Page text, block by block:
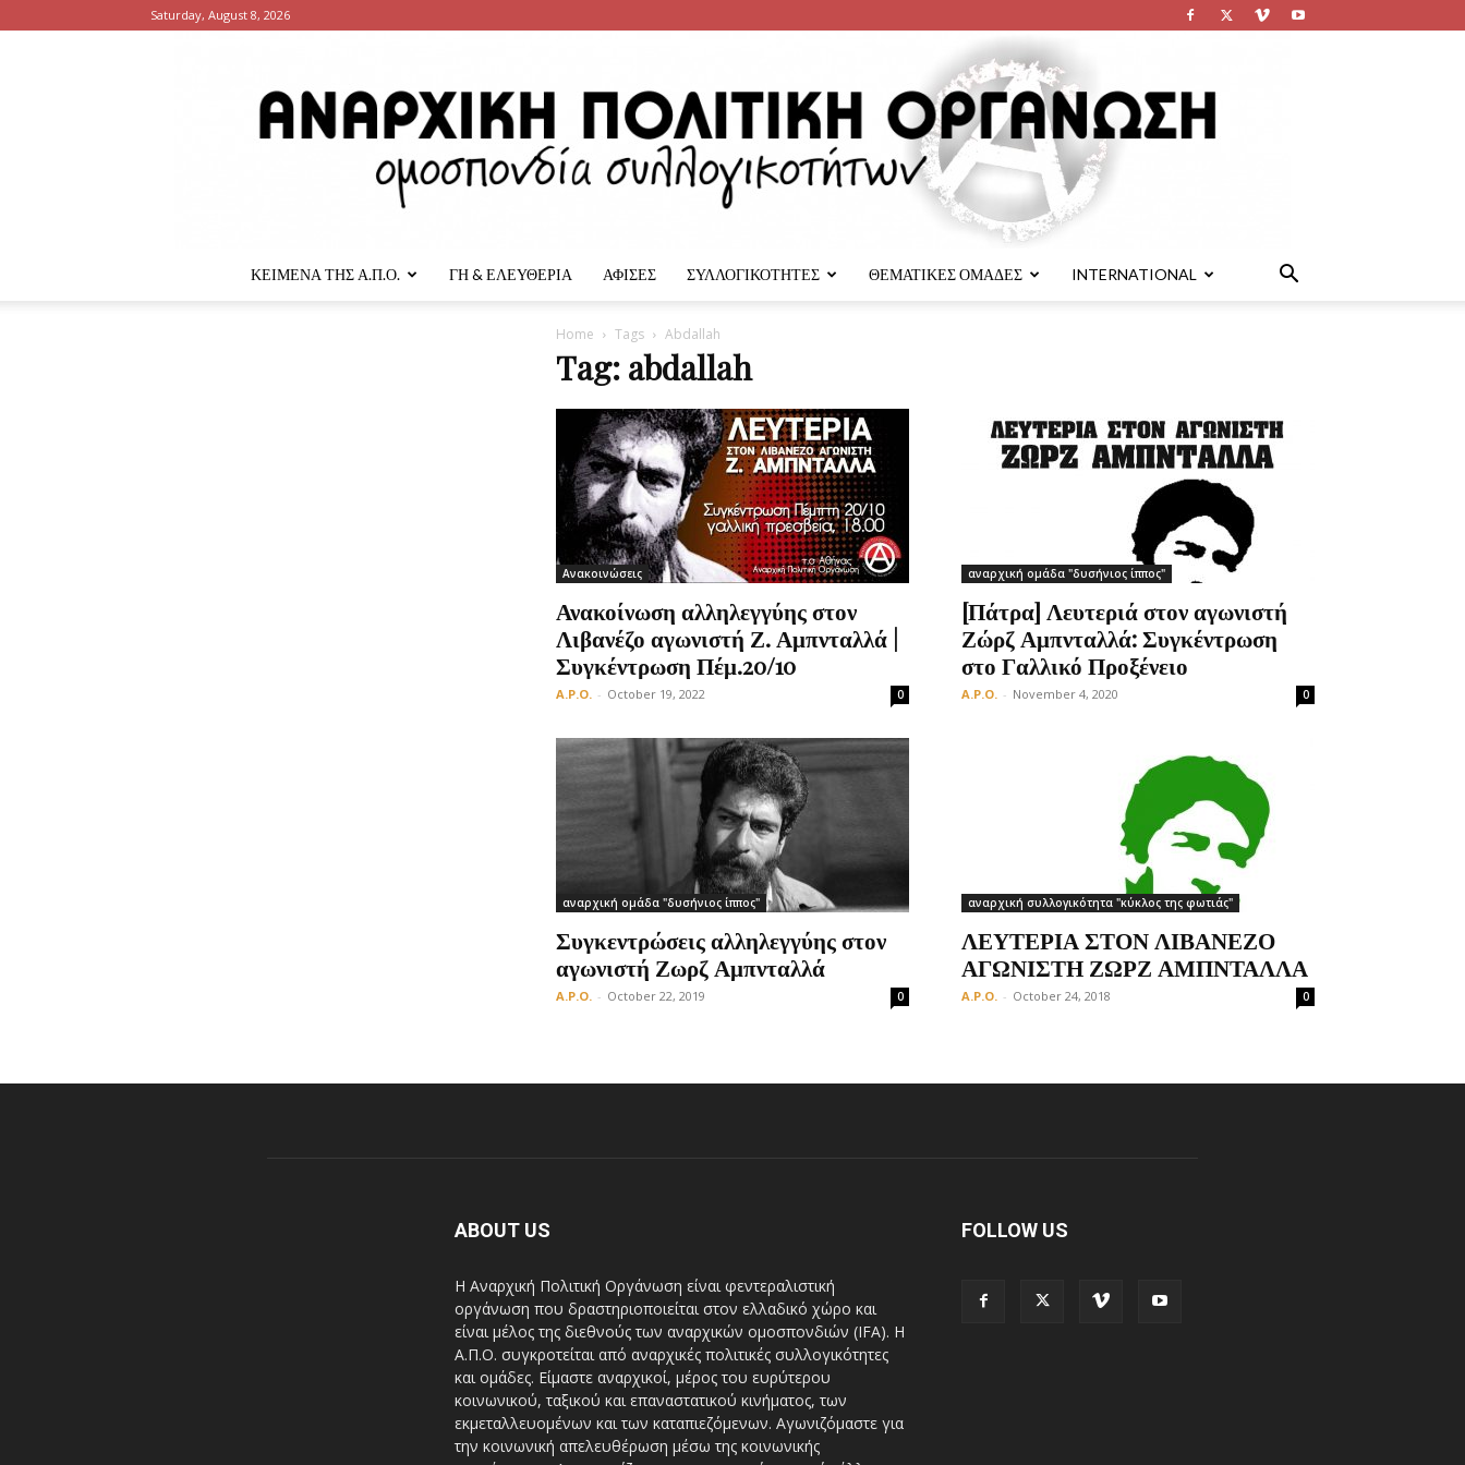
Saturday, August 8, 2026
Πολιτική
Οργάνωση
ΚΕΙΜΕΝΑ ΤΗΣ Α.Π.Ο. ΓΗ & ΕΛΕΥΘΕΡΙΑ ΑΦΙΣΕΣ ΣΥΛΛΟΓΙΚΟΤΗΤΕΣ ΘΕΜΑΤΙΚΕΣ ΟΜΑΔΕΣ INTERNATIONAL
Home Tags Abdallah
Tag: abdallah
Ανακοινώσεις
Ανακοίνωση αλληλεγγύης στον
Λιβανέζο αγωνιστή Ζ. Αμπνταλλά |
Συγκέντρωση Πέμ.20/10
A.P.O. - October 19, 2022 0
αναρχική ομάδα "δυσήνιος ίππος"
[Πάτρα] Λευτεριά στον αγωνιστή
Ζώρζ Αμπνταλλά: Συγκέντρωση
στο Γαλλικό Προξένειο
A.P.O. - November 4, 2020 0
αναρχική ομάδα "δυσήνιος ίππος"
Συγκεντρώσεις αλληλεγγύης στον
αγωνιστή Ζωρζ Αμπνταλλά
A.P.O. - October 22, 2019 0
αναρχική συλλογικότητα "κύκλος της φωτιάς"
ΛΕΥΤΕΡΙΑ ΣΤΟΝ ΛΙΒΑΝΕΖΟ
ΑΓΩΝΙΣΤΗ ΖΩΡΖ ΑΜΠΝΤΑΛΛΑ
A.P.O. - October 24, 2018 0
ABOUT US
Η Αναρχική Πολιτική Οργάνωση είναι φεντεραλιστική
οργάνωση που δραστηριοποιείται στον ελλαδικό χώρο και
είναι μέλος της διεθνούς των αναρχικών ομοσπονδιών (IFA). H
A.Π.Ο. συγκροτείται από αναρχικές πολιτικές συλλογικότητες
και ομάδες. Είμαστε αναρχικοί, μέρος του ευρύτερου
κοινωνικού, ταξικού και επαναστατικού κινήματος, των
εκμεταλλευομένων και των καταπιεζόμενων. Αγωνιζόμαστε για
την κοινωνική απελευθέρωση μέσω της κοινωνικής
FOLLOW US